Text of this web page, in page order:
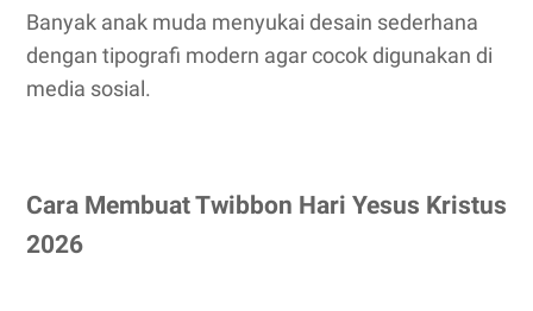
Banyak anak muda menyukai desain sederhana
dengan tipografi modern agar cocok digunakan di
media sosial.
Cara Membuat Twibbon Hari Yesus Kristus
2026